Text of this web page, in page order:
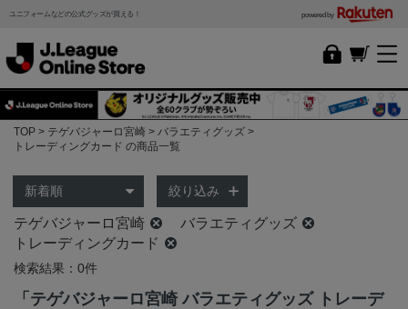
ユニフォームなどの公式グッズが買える！ powered by
TOP テゲバジャーロ宮崎
バラエティグッズ
トレーディングカード の商品一覧
絞り込み
テゲバジャーロ宮崎
バラエティグッズ
トレーディングカード
検索結果：0件
「テゲバジャーロ宮崎 バラエティグッズ トレーデ